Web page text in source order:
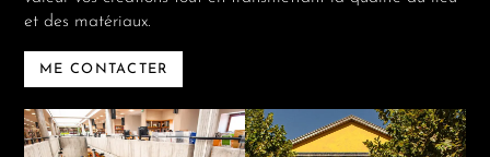
et des matériaux.
ME CONTACTER